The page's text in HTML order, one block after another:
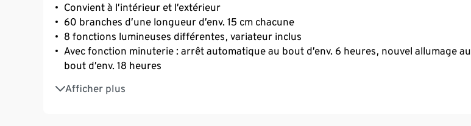
Convient à l’intérieur et l’extérieur
60 branches d’une longueur d’env. 15 cm chacune
8 fonctions lumineuses différentes, variateur inclus
Avec fonction minuterie : arrêt automatique au bout d’env. 6 heures, nouvel allumage au
bout d’env. 18 heures
Afficher plus
Pour suspendre ou décorer dans un vase
Fonctionne sur piles 3x LR06 incluses